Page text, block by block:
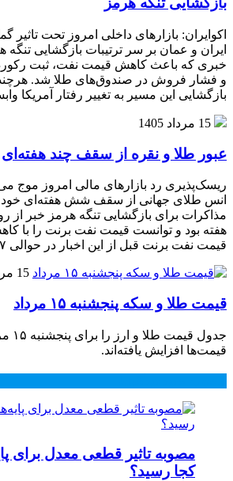
اکوایران: بازارهای داخلی امروز تحت تاثیر
ایران و عمان بر سر ترتیبات بازگشایی تنگه
خبری که باعث کاهش قیمت نفت، ثبت
و فشار فروش در صندوق‌های طلا شد. هرچند
بازگشایی این مسیر به تغییر رفتار آمریکا
15 مرداد 1405
عبور طلا و نقره از سقف چند هفته‌ای
ریسک‌پذیری رد بازارهای مالی امروز موج
انس طلای جهانی از سقف شش هفته‌ای
مذاکرات برای بازگشایی تنگه هرمز خبر از
قیمت نفت برنت قبل از این اخبار در حوالی ۸۷ دلار در نوسان بود.
15 مرداد 1405
قیمت طلا و سکه پنجشنبه ۱۵ مرداد
قیمت‌ها افزایش یافته‌اند.
کجا رسید؟